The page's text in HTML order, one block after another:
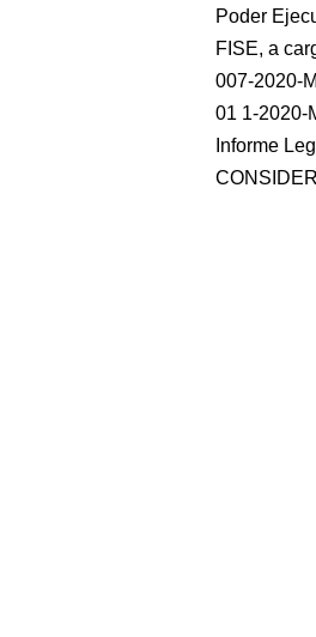
Poder
FISE, a
007-2020-
01 1-2020-
Informe